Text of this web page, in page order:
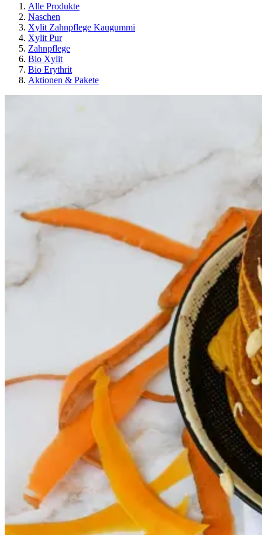
Alle Produkte
Naschen
Xylit Zahnpflege Kaugummi
Xylit Pur
Zahnpflege
Bio Xylit
Bio Erythrit
Aktionen & Pakete